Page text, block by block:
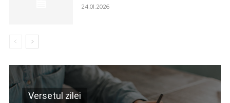
24.01.2026
Versetul zilei